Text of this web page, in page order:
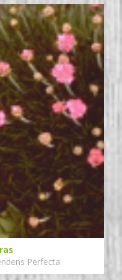
Perfecta'